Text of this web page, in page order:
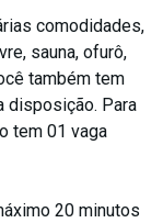
comodidades,
sauna, ofurô,
também tem
disposição. Para
tem 01 vaga
20 minutos